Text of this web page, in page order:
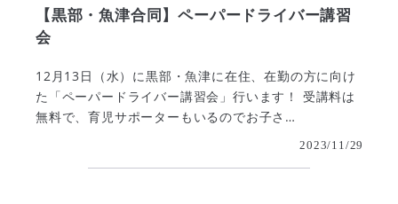
【黒部・魚津合同】ペーパードライバー講習
会
12月13日（水）に黒部・魚津に在住、在勤の方に向け
た「ペーパードライバー講習会」行います！ 受講料は
無料で、育児サポーターもいるのでお子さ…
2023/11/29